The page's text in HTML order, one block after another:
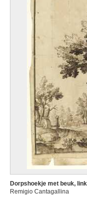
Dorpshoekje met beuk,
Remigio Cantagallina